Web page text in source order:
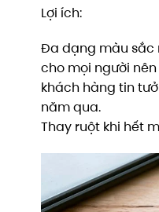
Lợi ích:
Đa dạng màu sắc
cho mọi người
khách hàng tin
năm qua.
Thay ruột khi hết